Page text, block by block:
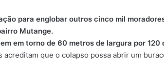
para englobar outros cinco mil
Mutange.
em torno de 60 metros de largura por 120
acreditam que o colapso possa abrir um